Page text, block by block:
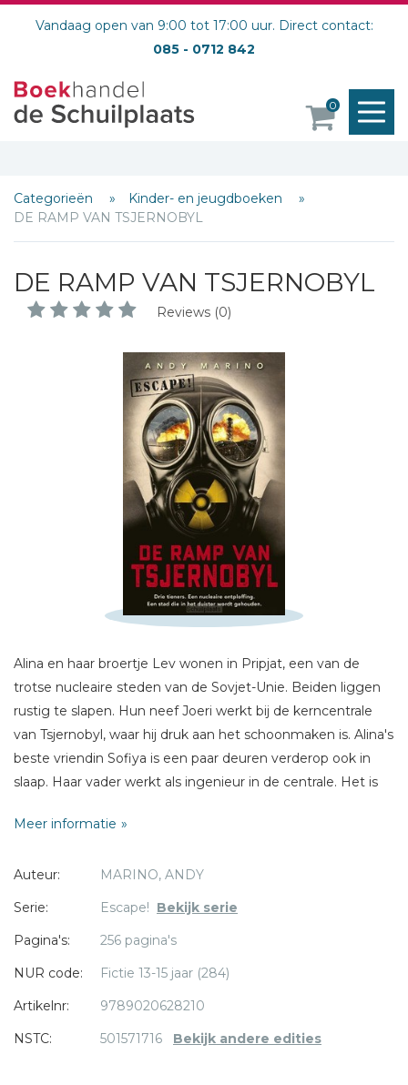
Vandaag open van 9:00 tot 17:00 uur. Direct contact:
085 - 0712 842
0
Categorieën
Kinder- en jeugdboeken
DE RAMP VAN TSJERNOBYL
DE RAMP VAN TSJERNOBYL
Reviews (0)
Alina en haar broertje Lev wonen in Pripjat, een van de
trotse nucleaire steden van de Sovjet-Unie. Beiden liggen
rustig te slapen. Hun neef Joeri werkt bij de kerncentrale
van Tsjernobyl, waar hij druk aan het schoonmaken is. Alina's
beste vriendin Sofiya is een paar deuren verderop ook in
slaap. Haar vader werkt als ingenieur in de centrale. Het is
nummer 4 ontploft. Straling verspreidt zich negen dagen
Voor deze jonge mensen - en de stad Pripjat - is dit het
moment dat hun levens voorgoed verandert.
Meer informatie
Auteur:
MARINO, ANDY
Serie:
Escape! Bekijk serie
Pagina's:
256 pagina's
NUR code:
Fictie 13-15 jaar (284)
Artikelnr:
9789020628210
NSTC:
501571716 Bekijk andere edities
Schrijf hieronder je review!
Naam *
E-mail *
Bericht *
* = verplicht